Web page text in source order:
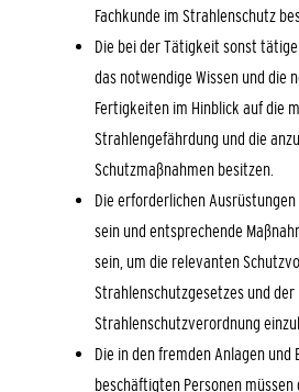
Fachkunde im Strahlenschutz
Die bei der Tätigkeit sonst
das notwendige Wissen und die
Fertigkeiten im Hinblick auf die
Strahlengefährdung und die
Schutzmaßnahmen besitzen.
Die erforderlichen
sein und entsprechende
sein, um die relevanten
Strahlenschutzgesetzes und der
Strahlenschutzverordnung
Die in den fremden Anlagen und
beschäftigten Personen